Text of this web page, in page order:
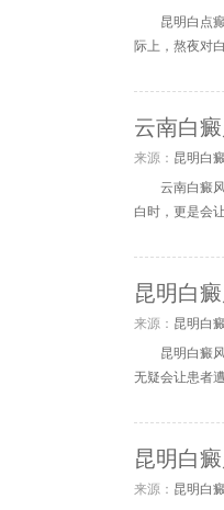
昆明白点
际上，熬夜对
云南白
来源： 昆明白
云南白癜
白时，更是会
昆明白
来源： 昆明白
昆明白癜
无疑会让患者
昆明白
来源： 昆明白